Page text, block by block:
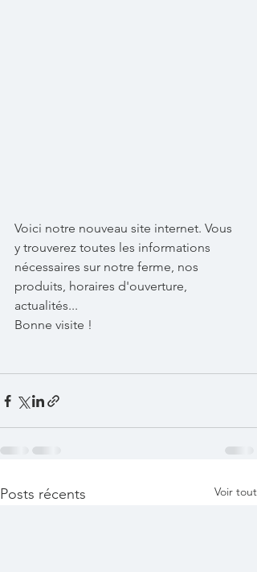
Voici notre nouveau site internet. Vous
y trouverez toutes les informations
nécessaires sur notre ferme, nos
produits, horaires d'ouverture,
actualités...
Bonne visite !
Posts récents Voir tout